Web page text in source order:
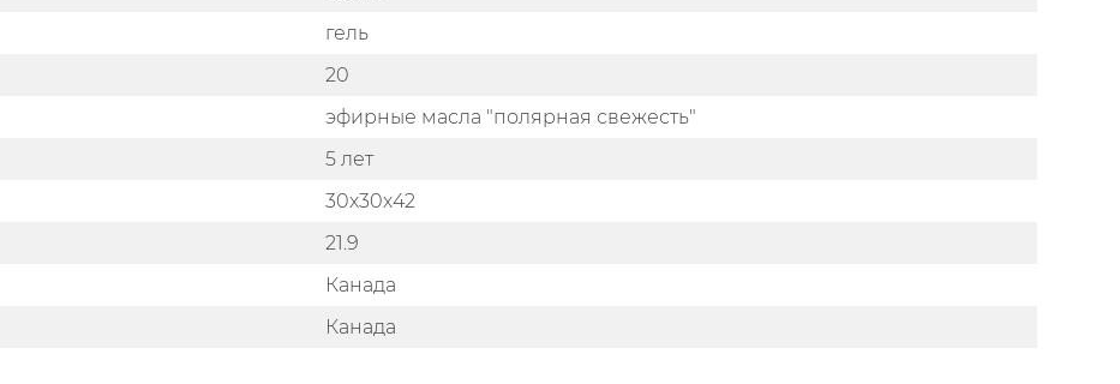
гель
20
эфирные масла "полярная свежесть"
5 лет
30х30х42
21.9
Канада
Канада